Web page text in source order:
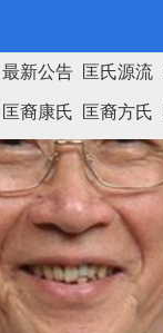
最新公告 匡氏源流
匡裔康氏 匡裔方氏